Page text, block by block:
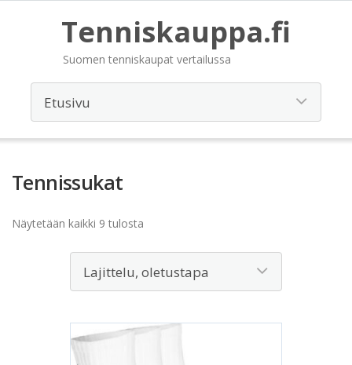
Tenniskauppa.fi
Suomen tenniskaupat vertailussa
Tennissukat
Näytetään kaikki 9 tulosta